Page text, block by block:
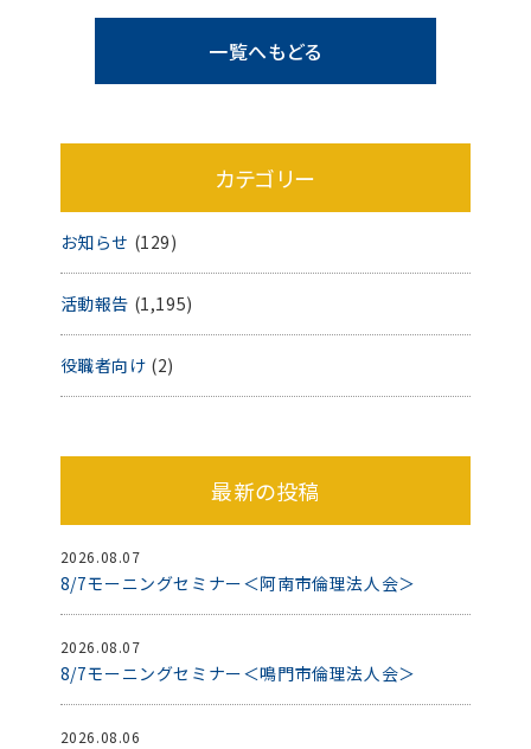
一覧へもどる
カテゴリー
お知らせ (129)
活動報告 (1,195)
役職者向け (2)
最新の投稿
2026.08.07
8/7モーニングセミナー＜阿南市倫理法人会＞
2026.08.07
8/7モーニングセミナー＜鳴門市倫理法人会＞
2026.08.06